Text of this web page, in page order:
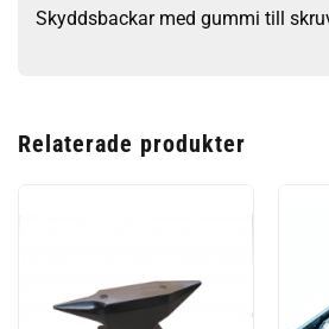
Skyddsbackar med gummi till
Relaterade produkter